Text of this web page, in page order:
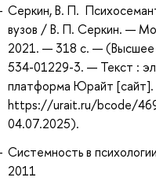
Серкин, В. П.
вузов / В. П. Серкин. —
2021. — 318 с. — (Высшее
534-01229-3. — Текст :
платформа Юрайт [сайт].
https://urait.ru/bcode/
04.07.2025).
Системность в
2011